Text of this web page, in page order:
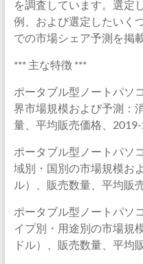
を調査しています。選定
例、および選定したいく
での市場シェア予測を掲
*** 主な特徴 ***
ポータブル型ノートパソ
界市場規模および予測：
量、平均販売価格、
ポータブル型ノートパソ
域別・国別の市場規模お
ル）、販売数量、平均販
ポータブル型ノートパソ
イプ別・用途別の市場規
ドル）、販売数量、平均